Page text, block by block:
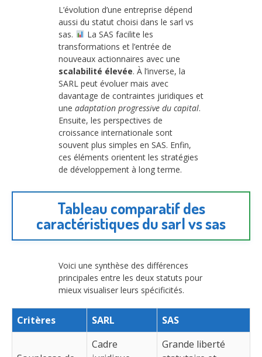
L’évolution d’une entreprise dépend
aussi du statut choisi dans le sarl vs
sas.
La SAS facilite les
transformations et l’entrée de
nouveaux actionnaires avec une
scalabilité élevée. À l’inverse, la
SARL peut évoluer mais avec
davantage de contraintes juridiques et
une adaptation progressive du capital.
Ensuite, les perspectives de
croissance internationale sont
souvent plus simples en SAS. Enfin,
ces éléments orientent les stratégies
de développement à long terme.
Tableau comparatif des
caractéristiques du sarl vs sas
Voici une synthèse des différences
principales entre les deux statuts pour
mieux visualiser leurs spécificités.
Critères SARL SAS
Cadre
Grande liberté